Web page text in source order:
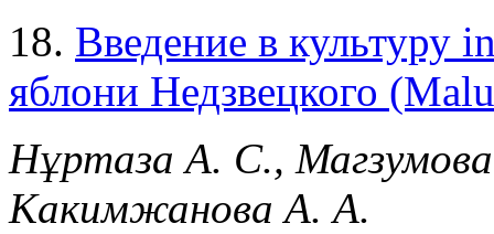
18. Введение в культуру
яблони Недзвецкого
Нұртаза А. С.,
Какимжанова А. А.